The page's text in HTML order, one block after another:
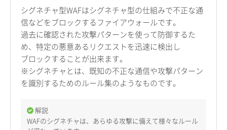
シグネチャ型WAFはシグネチャ型の仕組みで不正な通
信などをブロックするファイアウォールです。
過去に確認された攻撃パターンを使って防御するた
め、特定の悪意あるリクエストを迅速に検出し
ブロックすることが出来ます。
※シグネチャとは、既知の不正な通信や攻撃パターン
を識別するためのルール集のようなものです。
解説
WAFのシグネチャは、あらゆる攻撃に備えて様々なルール